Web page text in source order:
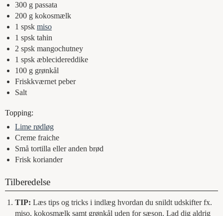
300 g passata
200 g kokosmælk
1 spsk miso
1 spsk tahin
2 spsk mangochutney
1 spsk æblecidereddike
100 g grønkål
Friskkværnet peber
Salt
Topping:
Lime rødløg
Creme fraiche
Små tortilla eller anden brød
Frisk koriander
Tilberedelse
TIP: Læs tips og tricks i indlæg hvordan du snildt udskifter fx.
miso, kokosmælk samt grønkål uden for sæson. Lad dig aldrig